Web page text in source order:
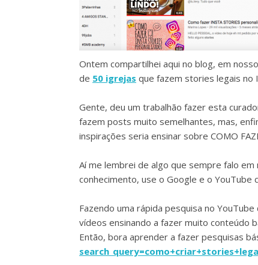
Ontem compartilhei aqui no blog, em nosso
de 50 igrejas que fazem stories legais no
Gente, deu um trabalhão fazer esta
fazem posts muito semelhantes, mas,
inspirações seria ensinar sobre COMO
Aí me lembrei de algo que sempre falo
conhecimento, use o Google e o YouTube
Fazendo uma rápida pesquisa no
vídeos ensinando a fazer muito conteúdo
Então, bora aprender a fazer pesquisas